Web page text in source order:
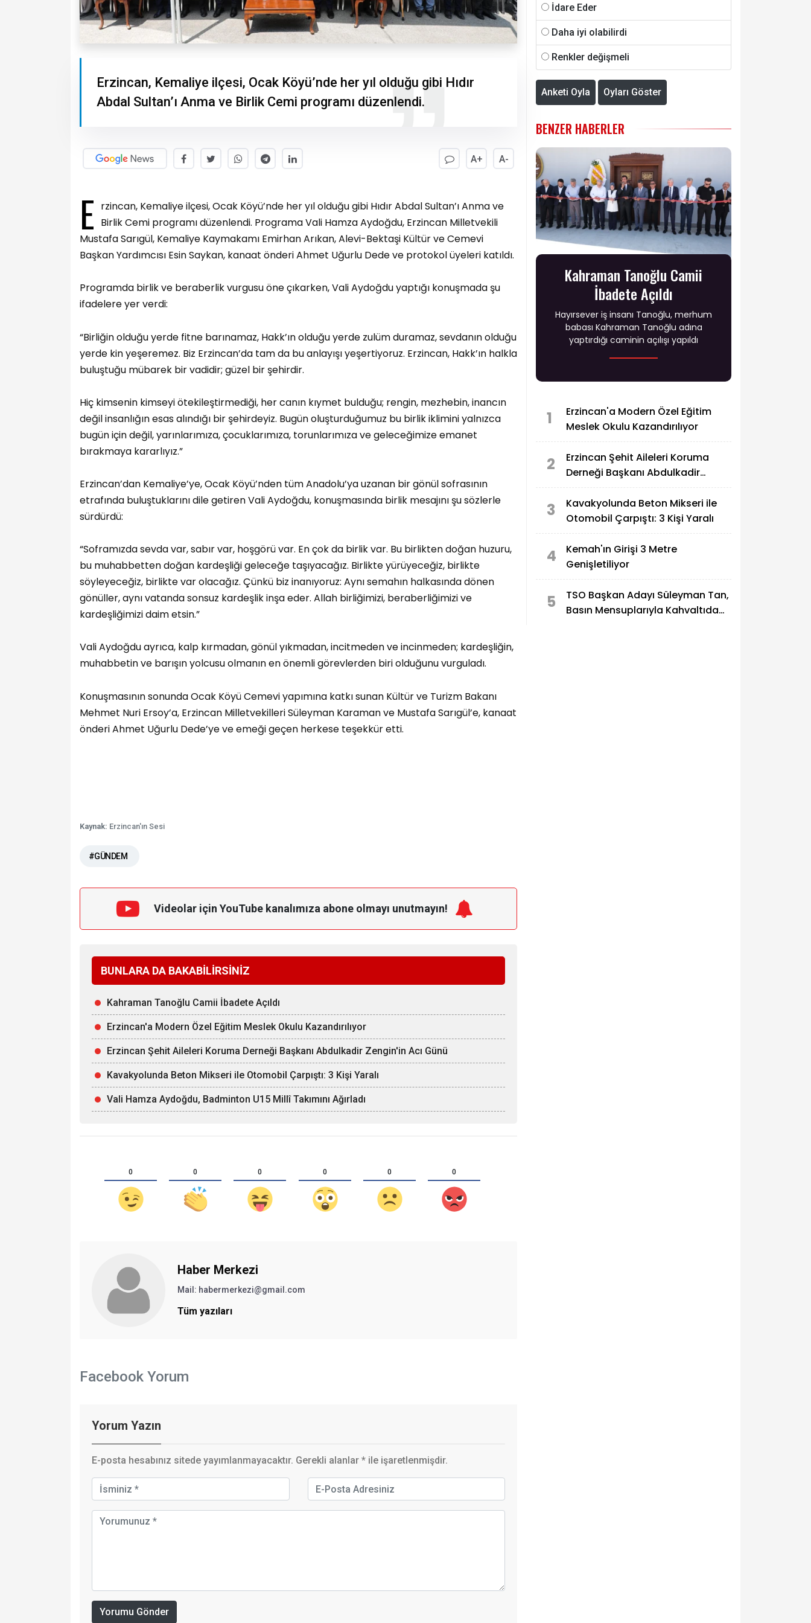
Erzincan, Kemaliye ilçesi, Ocak Köyü’nde her yıl olduğu gibi Hıdır
Abdal Sultan’ı Anma ve Birlik Cemi programı düzenlendi.
A+ A-
E rzincan, Kemaliye ilçesi, Ocak Köyü’nde her yıl olduğu gibi Hıdır Abdal Sultan’ı Anma ve
Birlik Cemi programı düzenlendi. Programa Vali Hamza Aydoğdu, Erzincan Milletvekili
Mustafa Sarıgül, Kemaliye Kaymakamı Emirhan Arıkan, Alevi-Bektaşi Kültür ve Cemevi
Başkan Yardımcısı Esin Saykan, kanaat önderi Ahmet Uğurlu Dede ve protokol üyeleri katıldı.
Programda birlik ve beraberlik vurgusu öne çıkarken, Vali Aydoğdu yaptığı konuşmada şu
ifadelere yer verdi:
“Birliğin olduğu yerde fitne barınamaz, Hakk’ın olduğu yerde zulüm duramaz, sevdanın olduğu
yerde kin yeşeremez. Biz Erzincan’da tam da bu anlayışı yeşertiyoruz. Erzincan, Hakk’ın halkla
buluştuğu mübarek bir vadidir; güzel bir şehirdir.
Hiç kimsenin kimseyi ötekileştirmediği, her canın kıymet bulduğu; rengin, mezhebin, inancın
değil insanlığın esas alındığı bir şehirdeyiz. Bugün oluşturduğumuz bu birlik iklimini yalnızca
bugün için değil, yarınlarımıza, çocuklarımıza, torunlarımıza ve geleceğimize emanet
bırakmaya kararlıyız.”
Erzincan’dan Kemaliye’ye, Ocak Köyü’nden tüm Anadolu’ya uzanan bir gönül sofrasının
etrafında buluştuklarını dile getiren Vali Aydoğdu, konuşmasında birlik mesajını şu sözlerle
sürdürdü:
“Soframızda sevda var, sabır var, hoşgörü var. En çok da birlik var. Bu birlikten doğan huzuru,
bu muhabbetten doğan kardeşliği geleceğe taşıyacağız. Birlikte yürüyeceğiz, birlikte
söyleyeceğiz, birlikte var olacağız. Çünkü biz inanıyoruz: Aynı semahın halkasında dönen
gönüller, aynı vatanda sonsuz kardeşlik inşa eder. Allah birliğimizi, beraberliğimizi ve
kardeşliğimizi daim etsin.”
Vali Aydoğdu ayrıca, kalp kırmadan, gönül yıkmadan, incitmeden ve incinmeden; kardeşliğin,
muhabbetin ve barışın yolcusu olmanın en önemli görevlerden biri olduğunu vurguladı.
Konuşmasının sonunda Ocak Köyü Cemevi yapımına katkı sunan Kültür ve Turizm Bakanı
Mehmet Nuri Ersoy’a, Erzincan Milletvekilleri Süleyman Karaman ve Mustafa Sarıgül’e, kanaat
önderi Ahmet Uğurlu Dede’ye ve emeği geçen herkese teşekkür etti.
Kaynak: Erzincan'ın Sesi
#GÜNDEM
Videolar için YouTube kanalımıza abone olmayı unutmayın!
BUNLARA DA BAKABİLİRSİNİZ
Kahraman Tanoğlu Camii İbadete Açıldı
Erzincan'a Modern Özel Eğitim Meslek Okulu Kazandırılıyor
Erzincan Şehit Aileleri Koruma Derneği Başkanı Abdulkadir Zengin'in Acı Günü
Kavakyolunda Beton Mikseri ile Otomobil Çarpıştı: 3 Kişi Yaralı
Vali Hamza Aydoğdu, Badminton U15 Millî Takımını Ağırladı
0 0 0 0 0 0
Haber Merkezi
Mail: habermerkezi@gmail.com
Tüm yazıları
Facebook Yorum
Yorum Yazın
E-posta hesabınız sitede yayımlanmayacaktır. Gerekli alanlar * ile işaretlenmişdir.
Yorumu Gönder
İdare Eder
Daha iyi olabilirdi
Renkler değişmeli
Anketi Oyla Oyları Göster
BENZER HABERLER
Kahraman Tanoğlu Camii
İbadete Açıldı
Hayırsever iş insanı Tanoğlu, merhum
babası Kahraman Tanoğlu adına
yaptırdığı caminin açılışı yapıldı
1
Erzincan'a Modern Özel Eğitim
Meslek Okulu Kazandırılıyor
2
Erzincan Şehit Aileleri Koruma
Derneği Başkanı Abdulkadir
3
Kavakyolunda Beton Mikseri ile
Otomobil Çarpıştı: 3 Kişi Yaralı
4
Kemah'ın Girişi 3 Metre
Genişletiliyor
5
TSO Başkan Adayı Süleyman Tan,
Basın Mensuplarıyla Kahvaltıda